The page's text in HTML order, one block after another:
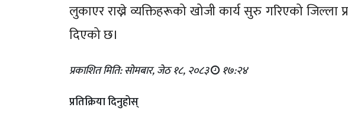
लुकाएर राख्ने व्यक्तिहरूको खोजी कार्य सुरु गरिएको जिल्ला
दिएको छ।
प्रकाशित मिति: सोमबार, जेठ १८, २०८३ १७:२४
प्रतिक्रिया दिनुहोस्